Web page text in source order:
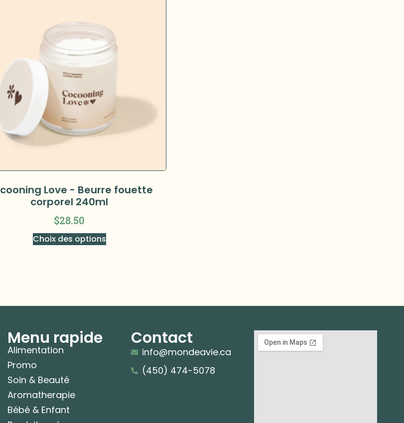
Love - Beurre fouette
corporel 240ml
$28.50
Choix des options
Menu rapide
Alimentation
Promo
Soin & Beauté
Aromatherapie
Bébé & Enfant
Contact
info@mondeavie.ca
(450) 474-5078